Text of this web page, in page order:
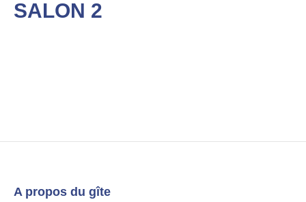
SALON 2
A propos du gîte